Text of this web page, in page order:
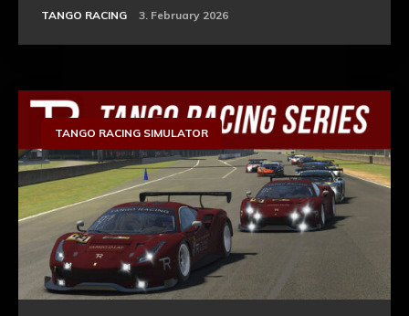
TANGO RACING 3. February 2026
TANGO RACING SIMULATOR